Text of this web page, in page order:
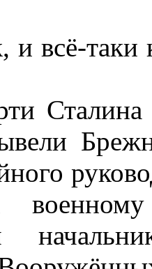
и всё-таки